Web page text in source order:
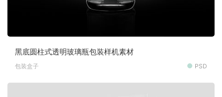
黑底圆柱式透明玻璃瓶包装样机素材
包装盒子 PSD